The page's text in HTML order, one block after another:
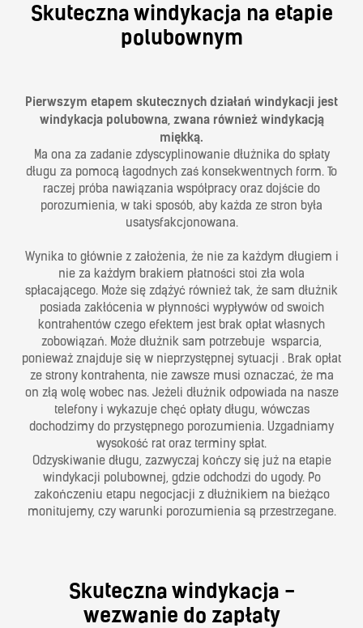
Skuteczna windykacja na etapie
polubownym
Pierwszym etapem skutecznych działań windykacji jest
windykacja polubowna, zwana również windykacją
miękką.
Ma ona za zadanie zdyscyplinowanie dłużnika do spłaty
długu za pomocą łagodnych zaś konsekwentnych form. To
raczej próba nawiązania współpracy oraz dojście do
porozumienia, w taki sposób, aby każda ze stron była
usatysfakcjonowana.
Wynika to głównie z założenia, że nie za każdym długiem i
nie za każdym brakiem płatności stoi zła wola
spłacającego. Może się zdążyć również tak, że sam dłużnik
posiada zakłócenia w płynności wypływów od swoich
kontrahentów czego efektem jest brak opłat własnych
zobowiązań. Może dłużnik sam potrzebuje wsparcia,
ponieważ znajduje się w nieprzystępnej sytuacji . Brak opłat
ze strony kontrahenta, nie zawsze musi oznaczać, że ma
on złą wolę wobec nas. Jeżeli dłużnik odpowiada na nasze
telefony i wykazuje chęć opłaty długu, wówczas
dochodzimy do przystępnego porozumienia. Uzgadniamy
wysokość rat oraz terminy spłat.
Odzyskiwanie długu, zazwyczaj kończy się już na etapie
windykacji polubownej, gdzie odchodzi do ugody. Po
zakończeniu etapu negocjacji z dłużnikiem na bieżąco
monitujemy, czy warunki porozumienia są przestrzegane.
Skuteczna windykacja -
wezwanie do zapłaty